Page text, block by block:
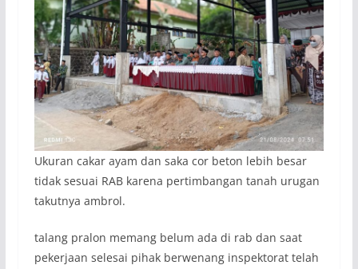
Ukuran cakar ayam dan saka cor beton lebih besar
tidak sesuai RAB karena pertimbangan tanah urugan
takutnya ambrol.
talang pralon memang belum ada di rab dan saat
pekerjaan selesai pihak berwenang inspektorat telah